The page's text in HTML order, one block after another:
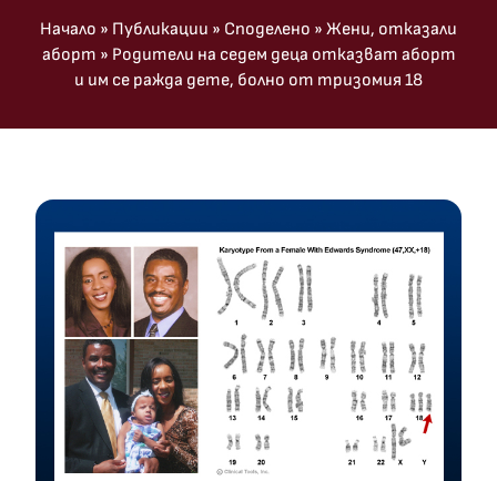
Начало » Публикации » Споделено » Жени, отказали
аборт » Родители на седем деца отказват аборт
и им се ражда дете, болно от тризомия 18